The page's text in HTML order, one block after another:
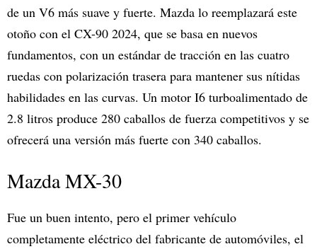
de un V6 más suave y fuerte. Mazda lo reemplazará este
otoño con el CX-90 2024, que se basa en nuevos
fundamentos, con un estándar de tracción en las cuatro
ruedas con polarización trasera para mantener sus nítidas
habilidades en las curvas. Un motor I6 turboalimentado de
2.8 litros produce 280 caballos de fuerza competitivos y se
ofrecerá una versión más fuerte con 340 caballos.
Mazda MX-30
Fue un buen intento, pero el primer vehículo
completamente eléctrico del fabricante de automóviles, el